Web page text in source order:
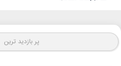
پر بازدید ترین